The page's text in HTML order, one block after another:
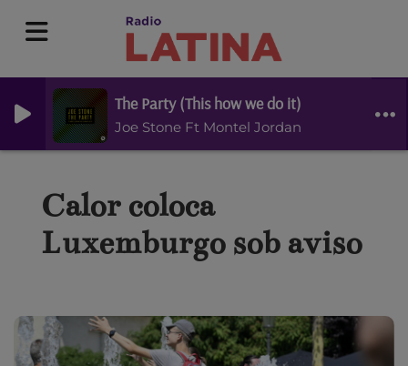
The Party (This how we do it)
Joe Stone Ft Montel Jordan
Calor coloca
Luxemburgo sob aviso